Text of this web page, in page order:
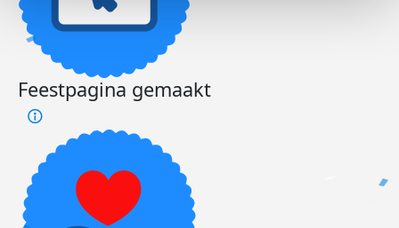
Feestpagina gemaakt